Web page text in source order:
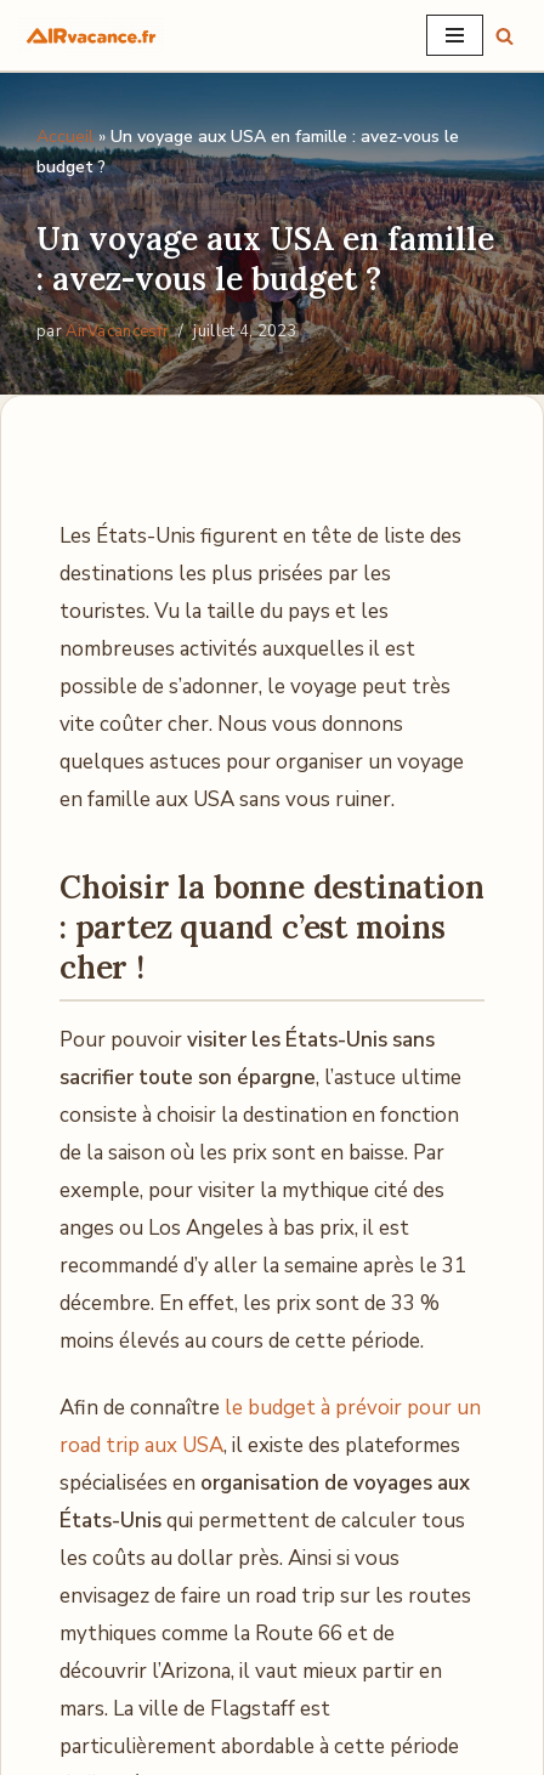
Aller
contenu
Accueil»Un voyage aux USA en famille : avez-vous le
budget ?
Un voyage aux USA en famille
: avez-vous le budget ?
parAirVacancesfr juillet 4, 2023
Les États-Unis figurent en tête de liste des
destinations les plus prisées par les
touristes. Vu la taille du pays et les
nombreuses activités auxquelles il est
possible de s’adonner, le voyage peut très
vite coûter cher. Nous vous donnons
quelques astuces pour organiser un voyage
en famille aux USA sans vous ruiner.
Choisir la bonne destination
: partez quand c’est moins
cher !
Pour pouvoirvisiter les États-Unis sans
sacrifier toute son épargne, l’astuce ultime
consiste à choisir la destination en fonction
de la saison où les prix sont en baisse. Par
exemple, pour visiter la mythique cité des
anges ou Los Angeles à bas prix, il est
recommandé d’y aller la semaine après le 31
décembre. En effet, les prix sont de 33 %
moins élevés au cours de cette période.
Afin de connaître le budget à prévoir pour un
road trip aux USA, il existe des plateformes
spécialisées en organisation de voyages aux
États-Unisqui permettent de calculer tous
les coûts au dollar près. Ainsi si vous
envisagez de faire un road trip sur les routes
mythiques comme la Route 66 et de
découvrir l’Arizona, il vaut mieux partir en
mars. La ville de Flagstaff est
particulièrement abordable à cette période